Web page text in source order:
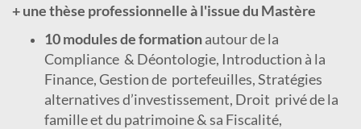
+ une thèse professionnelle à l'issue du Mastère
10 modules de formationautour de la
Compliance & Déontologie, Introduction à la
Finance, Gestion de portefeuilles, Stratégies
alternatives d’investissement, Droit privé de la
famille et du patrimoine & sa Fiscalité,